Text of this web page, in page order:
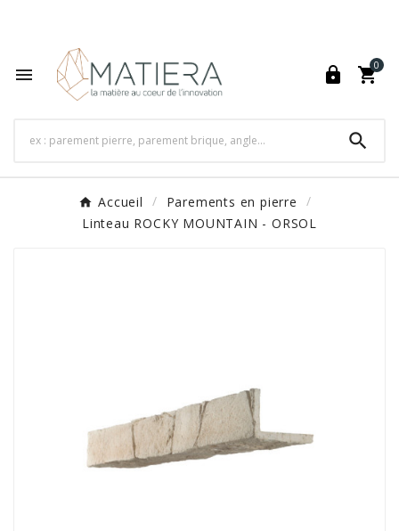
  
0

Accueil
Parements en pierre
Linteau ROCKY MOUNTAIN - ORSOL